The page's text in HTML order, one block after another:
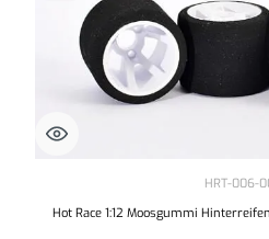
HRT-006-
Hot Race 1:12 Moosgummi